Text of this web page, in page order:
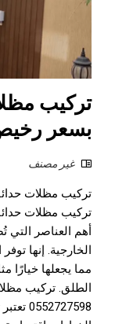
تركيب
بسعر
غير مصنف
تركيب مظلات
أهم العناصر
الخارجية. إنها
مما يجعلها خيارًا
الطلق. تركيب